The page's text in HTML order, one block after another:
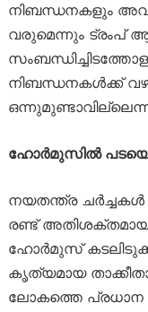
നിബന്ധനകളും
വരുമെന്നും ട്രംപ്
നിബന്ധനകൾക്ക്
ഹോർമുസിൽ
നയതന്ത്ര ചർച്ചകൾ
രണ്ട്
ഹോർമുസ്
കൃത്യമായ
ലോകത്തെ പ്രധാന